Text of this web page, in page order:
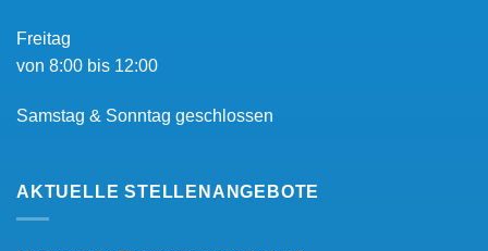
Freitag
von 8:00 bis 12:00
Samstag & Sonntag geschlossen
AKTUELLE STELLENANGEBOTE